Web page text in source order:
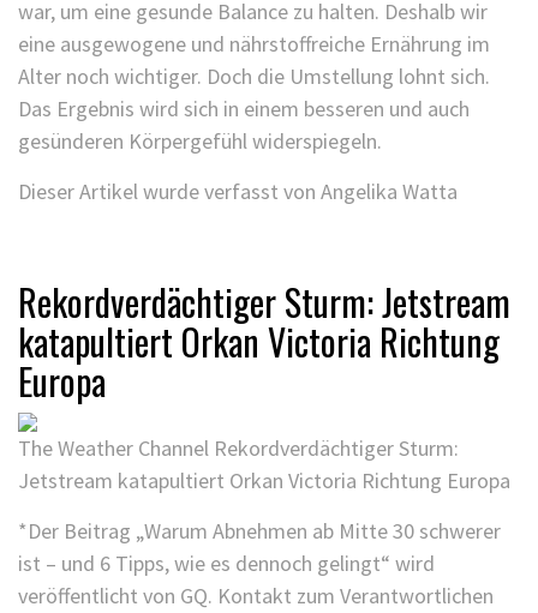
war, um eine gesunde Balance zu halten. Deshalb wir
eine ausgewogene und nährstoffreiche Ernährung im
Alter noch wichtiger. Doch die Umstellung lohnt sich.
Das Ergebnis wird sich in einem besseren und auch
gesünderen Körpergefühl widerspiegeln.
Dieser Artikel wurde verfasst von Angelika Watta
Rekordverdächtiger Sturm: Jetstream
katapultiert Orkan Victoria Richtung
Europa
The Weather Channel Rekordverdächtiger Sturm:
Jetstream katapultiert Orkan Victoria Richtung Europa
*Der Beitrag „Warum Abnehmen ab Mitte 30 schwerer
ist – und 6 Tipps, wie es dennoch gelingt“ wird
veröffentlicht von GQ. Kontakt zum Verantwortlichen